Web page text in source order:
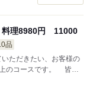
ご連絡お待ちしており
料理8980円 11000
品
ただきたい、お客様の
コースです。 皆様
算、ご希望の料理、食